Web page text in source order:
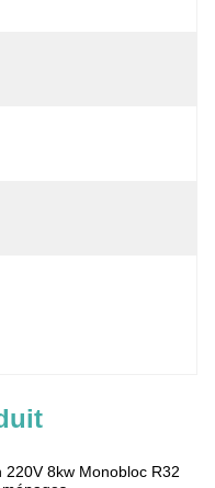
8kw Monobloc R32